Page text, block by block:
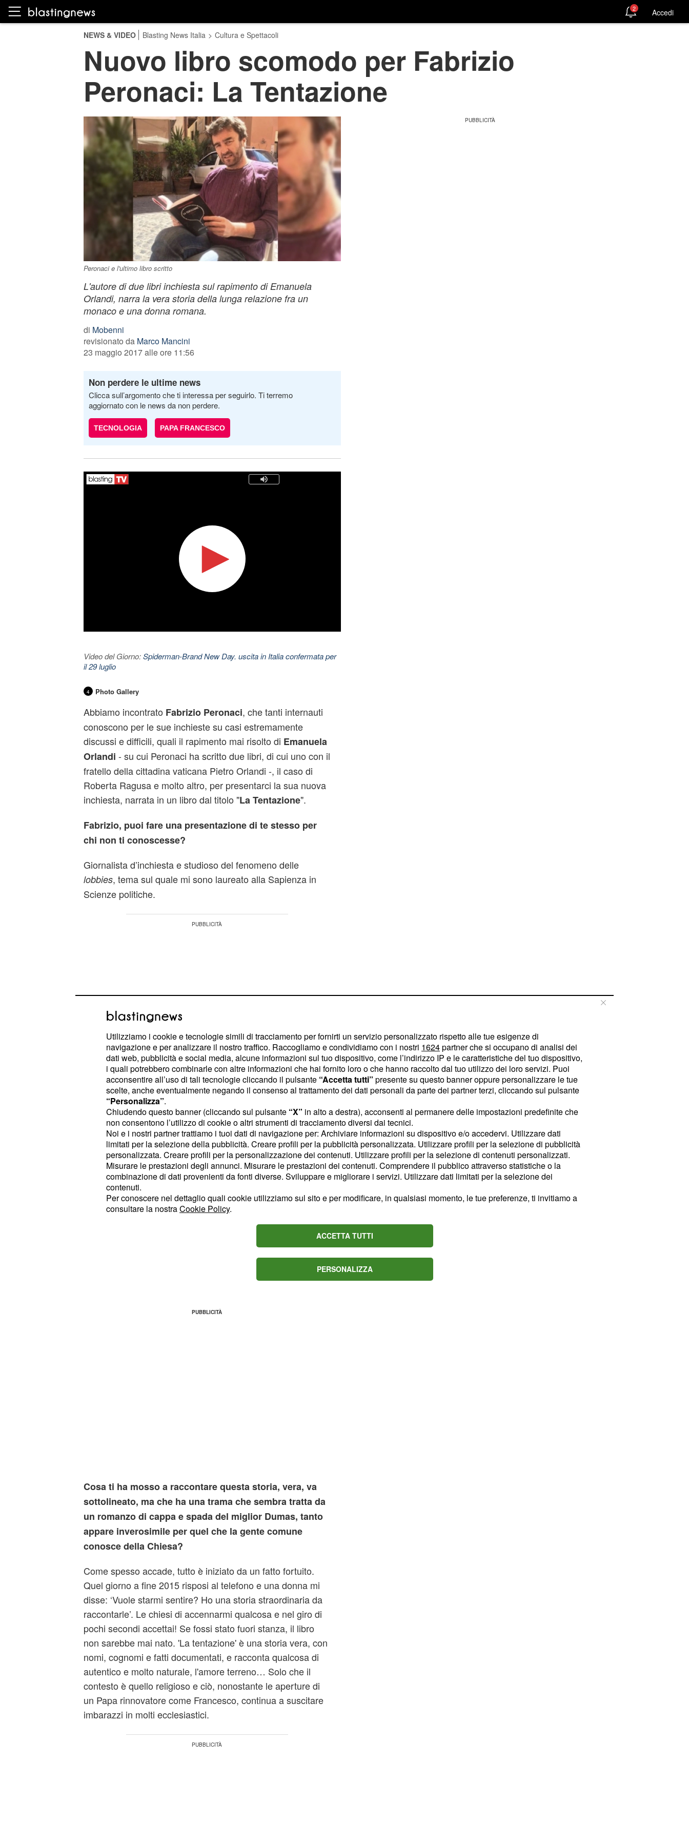
2 Accedi
NEWS & VIDEO Blasting News Italia > Cultura e Spettacoli
Nuovo libro scomodo per Fabrizio
Peronaci: La Tentazione
Peronaci e l'ultimo libro scritto
L'autore di due libri inchiesta sul rapimento di Emanuela
Orlandi, narra la vera storia della lunga relazione fra un
monaco e una donna romana.
di Mobenni
revisionato da Marco Mancini
23 maggio 2017 alle ore 11:56
Non perdere le ultime news
Clicca sull’argomento che ti interessa per seguirlo. Ti terremo
aggiornato con le news da non perdere.
TECNOLOGIA PAPA FRANCESCO
Video del Giorno:Spiderman-Brand New Day. uscita in Italia confermata per
il 29 luglio
4 Photo Gallery
Abbiamo incontrato Fabrizio Peronaci, che tanti internauti
conoscono per le sue inchieste su casi estremamente
discussi e difficili, quali il rapimento mai risolto di Emanuela
Orlandi - su cui Peronaci ha scritto due libri, di cui uno con il
fratello della cittadina vaticana Pietro Orlandi -, il caso di
Roberta Ragusa e molto altro, per presentarci la sua nuova
inchiesta, narrata in un libro dal titolo "La Tentazione".
Fabrizio, puoi fare una presentazione di te stesso per
chi non ti conoscesse?
Giornalista d’inchiesta e studioso del fenomeno delle
lobbies, tema sul quale mi sono laureato alla Sapienza in
Scienze politiche.
Iniziai da giornalista economico, a Italia Oggi, e poi mi
ritrovai a seguire la cronaca nera, prima al Messaggero e
all’Europeo, poi al Corriere, dove sono caposervizio da,
ahimè, molti anni! Insofferente ai diktat del potere, allergico
al genere tanto in voga delle notizie ‘carine’, sogno e cerco
di praticare un giornalismo libero, capace di dare voce e
identità alle persone comuni ed esercitare fino in fondo la
sua missione. Da qui la decisione di lanciare il gruppo
Giornalismo Investigativo’ suFacebook
per vicende controverse, scomode, in cui il potere dà la
Ecco, siamo arrivati al punto. Da dove è nata l'idea del
Cosa ti ha mosso a raccontare questa storia, vera, va
sottolineato, ma che ha una trama che sembra tratta da
un romanzo di cappa e spada del miglior Dumas, tanto
appare inverosimile per quel che la gente comune
conosce della Chiesa?
Come spesso accade, tutto è iniziato da un fatto fortuito.
Quel giorno a fine 2015 risposi al telefono e una donna mi
disse: ‘Vuole starmi sentire? Ho una storia straordinaria da
raccontarle’. Le chiesi di accennarmi qualcosa e nel giro di
pochi secondi accettai! Se fossi stato fuori stanza, il libro
non sarebbe mai nato. 'La tentazione' è una storia vera, con
nomi, cognomi e fatti documentati, e racconta qualcosa di
autentico e molto naturale, l'amore terreno… Solo che il
contesto è quello religioso e ciò, nonostante le aperture di
un Papa rinnovatore come Francesco, continua a suscitare
imbarazzi in molti ecclesiastici.
Utilizziamo i cookie e tecnologie simili di tracciamento per fornirti un servizio personalizzato rispetto alle tue esigenze di
navigazione e per analizzare il nostro traffico. Raccogliamo e condividiamo con i nostri 1624partner che si occupano di analisi dei
dati web, pubblicità e social media, alcune informazioni sul tuo dispositivo, come l’indirizzo IP e le caratteristiche del tuo dispositivo,
i quali potrebbero combinarle con altre informazioni che hai fornito loro o che hanno raccolto dal tuo utilizzo dei loro servizi. Puoi
acconsentire all’uso di tali tecnologie cliccando il pulsante “Accetta tutti” presente su questo banner oppure personalizzare le tue
scelte, anche eventualmente negando il consenso al trattamento dei dati personali da parte dei partner terzi, cliccando sul pulsante
“Personalizza”.
Chiudendo questo banner (cliccando sul pulsante “X” in alto a destra), acconsenti al permanere delle impostazioni predefinite che
non consentono l’utilizzo di cookie o altri strumenti di tracciamento diversi dai tecnici.
Noi e i nostri partner trattiamo i tuoi dati di navigazione per: Archiviare informazioni su dispositivo e/o accedervi. Utilizzare dati
limitati per la selezione della pubblicità. Creare profili per la pubblicità personalizzata. Utilizzare profili per la selezione di pubblicità
personalizzata. Creare profili per la personalizzazione dei contenuti. Utilizzare profili per la selezione di contenuti personalizzati.
Misurare le prestazioni degli annunci. Misurare le prestazioni dei contenuti. Comprendere il pubblico attraverso statistiche o la
combinazione di dati provenienti da fonti diverse. Sviluppare e migliorare i servizi. Utilizzare dati limitati per la selezione dei
contenuti.
Per conoscere nel dettaglio quali cookie utilizziamo sul sito e per modificare, in qualsiasi momento, le tue preferenze, ti invitiamo a
consultare la nostraCookie Policy.
ACCETTA TUTTI
PERSONALIZZA